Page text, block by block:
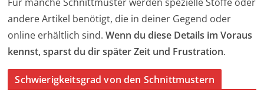
Für manche Schnittmuster werden spezielle Stoffe oder
andere Artikel benötigt, die in deiner Gegend oder
online erhältlich sind.Wenn du diese Details im Voraus
kennst, sparst du dir später Zeit und Frustration.
Schwierigkeitsgrad von den Schnittmustern